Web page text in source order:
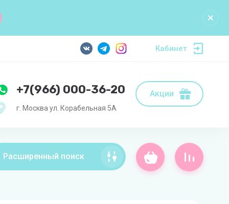
Кабинет
+7(966) 000-36-20
г. Москва ул. Корабельная 5А
Акции
Расширенный поиск